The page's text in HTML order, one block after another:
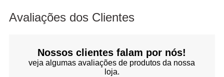
Avaliações dos Clientes
Nossos clientes falam por nós!
veja algumas avaliações de produtos da nossa
loja.